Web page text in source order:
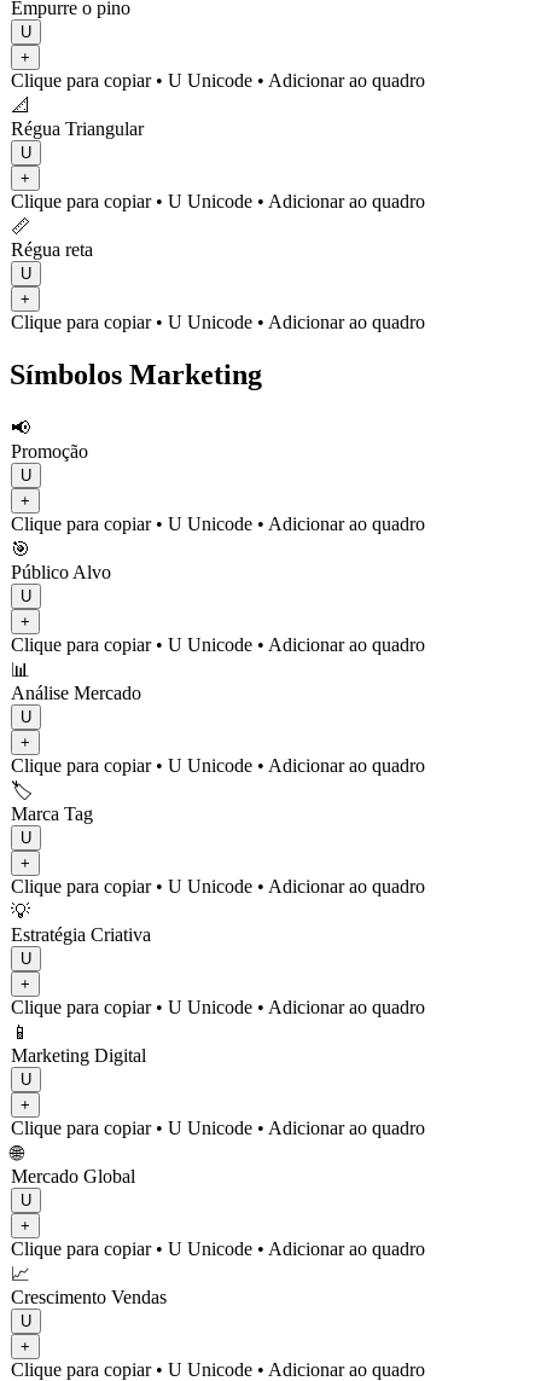
Empurre o pino
U
+
Clique para copiar• U Unicode • Adicionar ao quadro
📐
Régua Triangular
U
+
Clique para copiar• U Unicode • Adicionar ao quadro
📏
Régua reta
U
+
Clique para copiar• U Unicode • Adicionar ao quadro
Símbolos Marketing
📢
Promoção
U
+
Clique para copiar• U Unicode • Adicionar ao quadro
🎯
Público Alvo
U
+
Clique para copiar• U Unicode • Adicionar ao quadro
📊
Análise Mercado
U
+
Clique para copiar• U Unicode • Adicionar ao quadro
🏷️
Marca Tag
U
+
Clique para copiar• U Unicode • Adicionar ao quadro
💡
Estratégia Criativa
U
+
Clique para copiar• U Unicode • Adicionar ao quadro
📱
Marketing Digital
U
+
Clique para copiar• U Unicode • Adicionar ao quadro
🌐
Mercado Global
U
+
Clique para copiar• U Unicode • Adicionar ao quadro
📈
Crescimento Vendas
U
+
Clique para copiar• U Unicode • Adicionar ao quadro